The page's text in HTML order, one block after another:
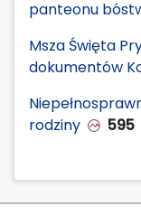
panteonu
Msza Święta
dokumentów
rodziny
595